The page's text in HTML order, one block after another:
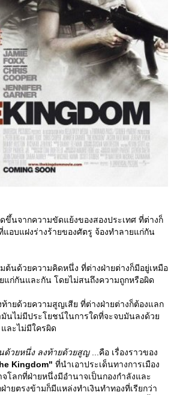
ขึ้นจากความขัดแย้งของสองประเทศ ที่ต่างก็
อบแฝงร่างร้ายของศัตรู จ้องทำลายแก่กัน
ต้นด้วยความคิดหนึ่ง ที่ต่างฝ่ายต่างก็มีอยู่เหมือ
แก่กันและกัน โดยไม่สนถึงความถูกหรือผิด
ายด้วยความสูญเสีย ที่ต่างฝ่ายต่างก็ต้องแลก
มันไม่มีประโยชน์ในการใดที่จะจบมันลงด้ว
ละไม่มีใครผิด
ด้วยหนึ่ง ลงท้ายด้วยสูญ...คือ เรื่องราวของ
Kingdom" ที่นำเอาประเด็นทางการเมือง
โลกที่ฝ่ายหนึ่งมีอำนาจเป็นกองกำลังและ
ายตรงข้ามก็มีแหล่งทำเงินทำทองที่เรียกว่า